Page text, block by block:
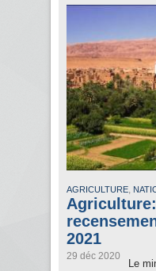
AGRICULTURE,
2021
29 déc 2020
Le